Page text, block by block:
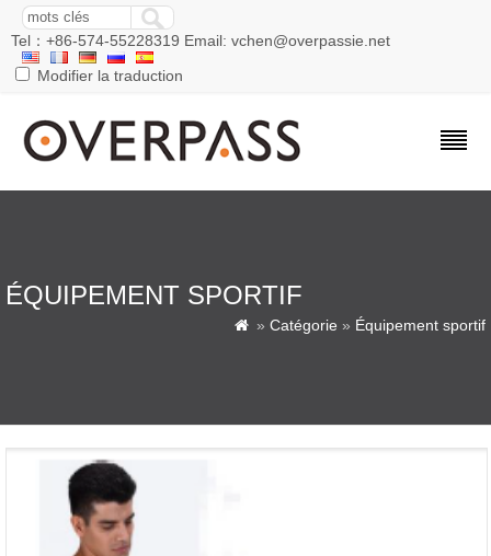
Tel：+86-574-55228319 Email: vchen@overpassie.net
Modifier la traduction
ÉQUIPEMENT SPORTIF
 » Catégorie » Équipement sportif